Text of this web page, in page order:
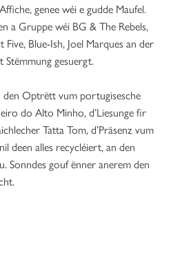
genee wéi e gudde Maufel.
a Gruppe wéi BG & The Rebels,
Blue-Ish, Joel Marques an der
Stëmmung gesuergt.
Optrëtt vum portugisesche
do Alto Minho, d’Liesunge fir
Tatta Tom, d’Präsenz vum
deen alles recycléiert, an den
Sonndes gouf ënner anerem den